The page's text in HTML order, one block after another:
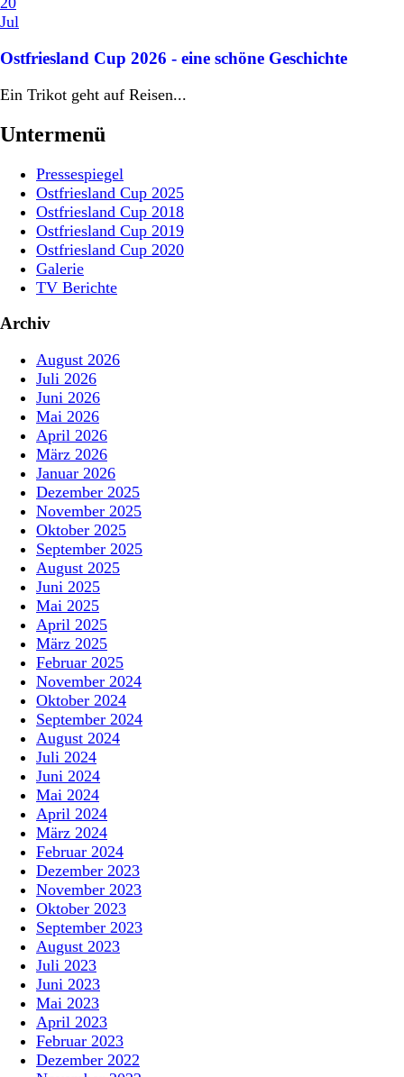
Jul
Ostfriesland Cup 2026 - eine schöne Geschichte
Ein Trikot geht auf Reisen...
Untermenü
Pressespiegel
Ostfriesland Cup 2025
Ostfriesland Cup 2018
Ostfriesland Cup 2019
Ostfriesland Cup 2020
Galerie
TV Berichte
Archiv
August 2026
Juli 2026
Juni 2026
Mai 2026
April 2026
März 2026
Januar 2026
Dezember 2025
November 2025
Oktober 2025
September 2025
August 2025
Juni 2025
Mai 2025
April 2025
März 2025
Februar 2025
November 2024
Oktober 2024
September 2024
August 2024
Juli 2024
Juni 2024
Mai 2024
April 2024
März 2024
Februar 2024
Dezember 2023
November 2023
Oktober 2023
September 2023
August 2023
Juli 2023
Juni 2023
Mai 2023
April 2023
Februar 2023
Dezember 2022